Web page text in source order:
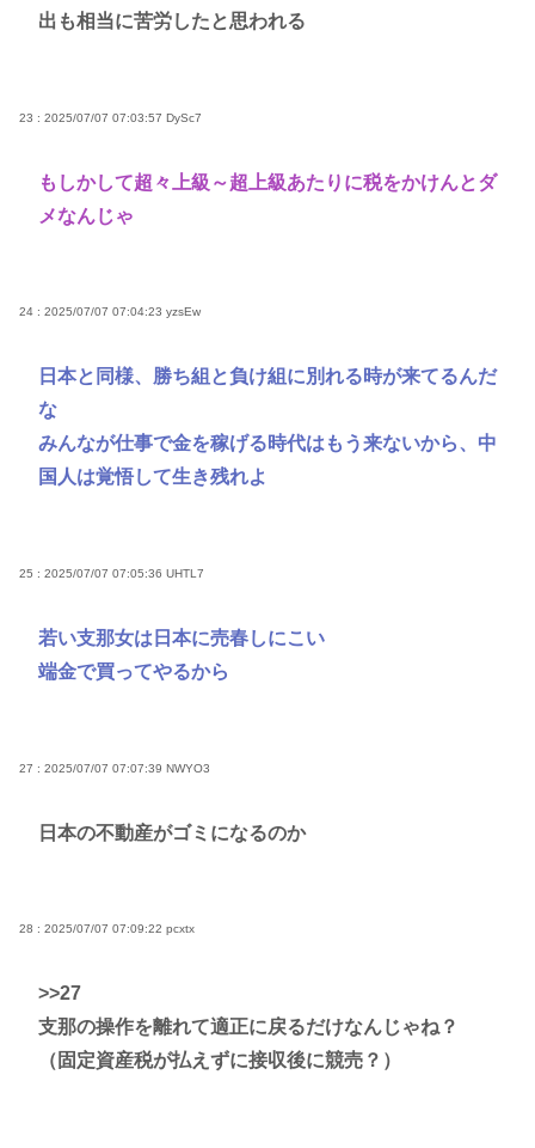
出も相当に苦労したと思われる
23 : 2025/07/07 07:03:57 DySc7
もしかして超々上級～超上級あたりに税をかけんとダ
メなんじゃ
24 : 2025/07/07 07:04:23 yzsEw
日本と同様、勝ち組と負け組に別れる時が来てるんだ
な
みんなが仕事で金を稼げる時代はもう来ないから、中
国人は覚悟して生き残れよ
25 : 2025/07/07 07:05:36 UHTL7
若い支那女は日本に売春しにこい
端金で買ってやるから
27 : 2025/07/07 07:07:39 NWYO3
日本の不動産がゴミになるのか
28 : 2025/07/07 07:09:22 pcxtx
>>27
支那の操作を離れて適正に戻るだけなんじゃね？
（固定資産税が払えずに接収後に競売？）